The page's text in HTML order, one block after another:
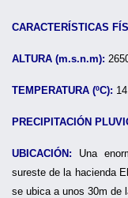
CARACTERÍSTICAS
ALTURA (m.s.n.m):
TEMPERATURA (ºC):
PRECIPITACIÓN
UBICACIÓN: Una
sureste de la hacienda
se ubica a unos 30m de